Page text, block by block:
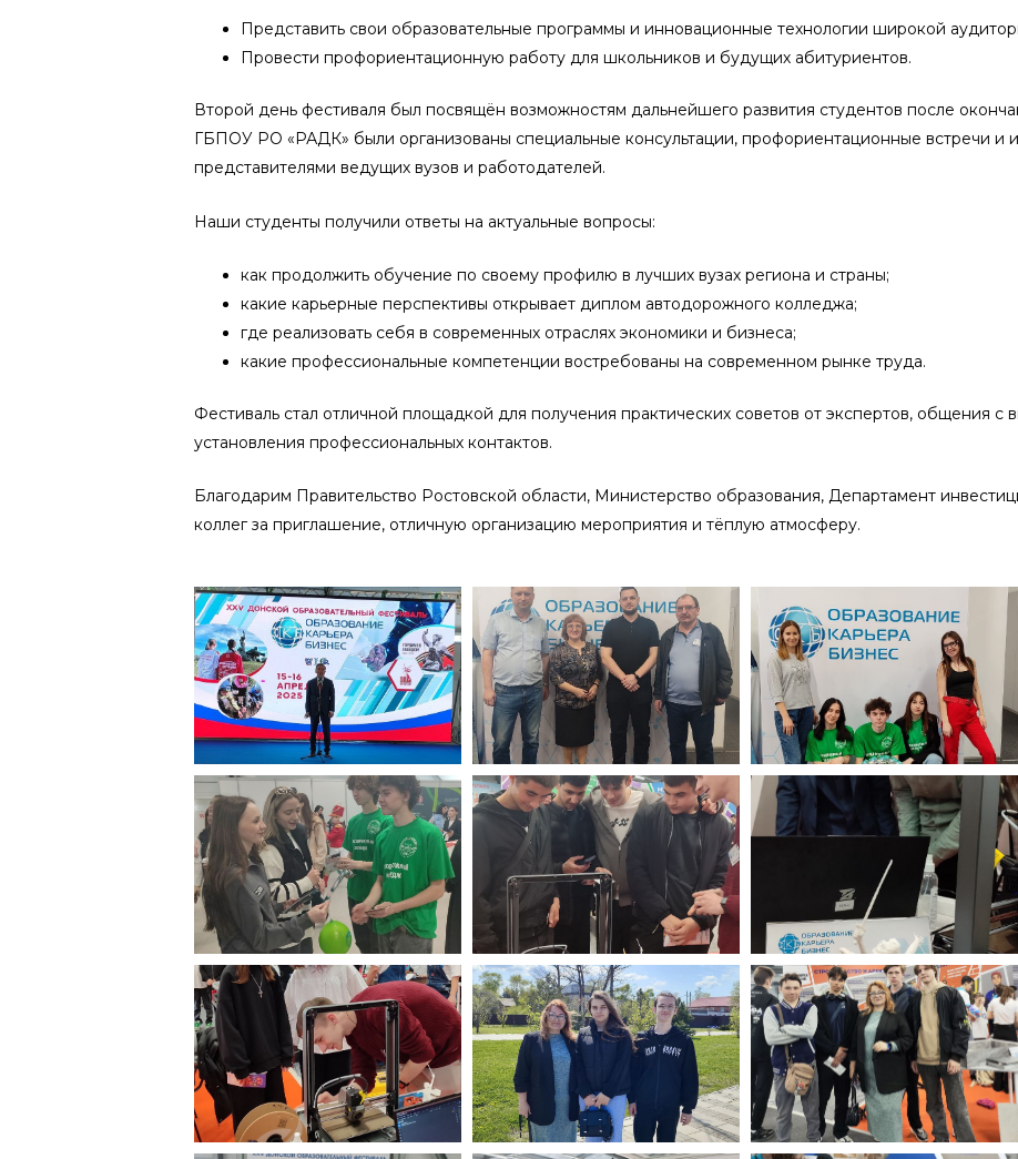
Представить свои образовательные программы и инновационные технологии широкой
Провести профориентационную работу для школьников и будущих абитуриентов.
Второй день фестиваля был посвящён возможностям дальнейшего развития студентов после
ГБПОУ РО «РАДК» были организованы специальные консультации, профориентационные встречи и
представителями ведущих вузов и работодателей.
Наши студенты получили ответы на актуальные вопросы:
как продолжить обучение по своему профилю в лучших вузах региона и страны;
какие карьерные перспективы открывает диплом автодорожного колледжа;
где реализовать себя в современных отраслях экономики и бизнеса;
какие профессиональные компетенции востребованы на современном рынке труда.
Фестиваль стал отличной площадкой для получения практических советов от экспертов, общения с
установления профессиональных контактов.
Благодарим Правительство Ростовской области, Министерство образования, Департамент
коллег за приглашение, отличную организацию мероприятия и тёплую атмосферу.